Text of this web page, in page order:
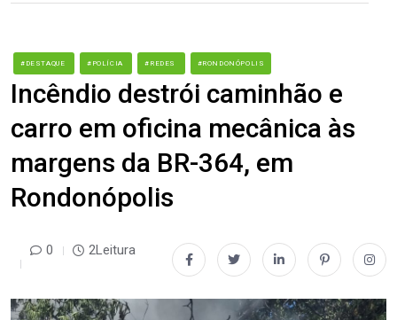
#DESTAQUE #POLÍCIA #REDES #RONDONÓPOLIS
Incêndio destrói caminhão e
carro em oficina mecânica às
margens da BR-364, em
Rondonópolis
0 2Leitura